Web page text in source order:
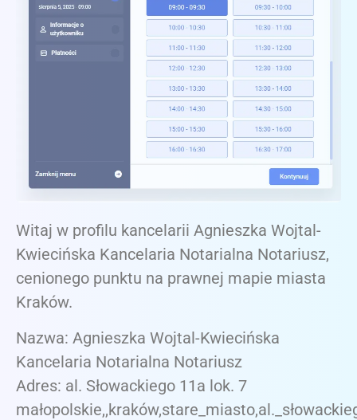
Witaj w profilu kancelarii Agnieszka Wojtal-
Kwiecińska Kancelaria Notarialna Notariusz,
cenionego punktu na prawnej mapie miasta
Kraków.
Nazwa: Agnieszka Wojtal-Kwiecińska
Kancelaria Notarialna Notariusz
Adres: al. Słowackiego 11a lok. 7